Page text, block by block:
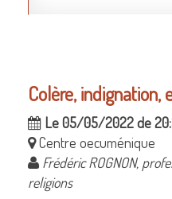
Colère, indignation,
Le 05/05/2022 de
Centre oecuménique
Frédéric ROGNON,
religions